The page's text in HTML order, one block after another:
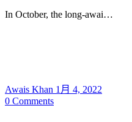
In October, the long-awai…
Awais Khan 1月 4, 2022
0 Comments